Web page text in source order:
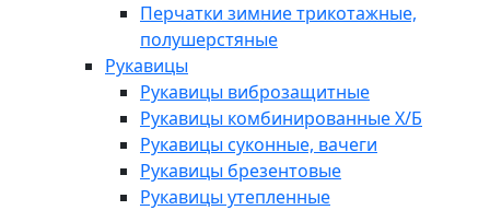
Перчатки зимние трикотажные,
полушерстяные
Рукавицы
Рукавицы виброзащитные
Рукавицы комбинированные Х/Б
Рукавицы суконные, вачеги
Рукавицы брезентовые
Рукавицы утепленные